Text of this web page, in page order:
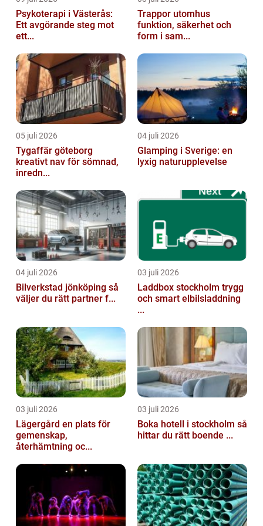
Psykoterapi i Västerås:
Ett avgörande steg mot
ett...
Trappor utomhus
funktion, säkerhet och
form i sam...
05 juli 2026
Tygaffär göteborg
kreativt nav för sömnad,
inredn...
04 juli 2026
Glamping i Sverige: en
lyxig naturupplevelse
04 juli 2026
Bilverkstad jönköping så
väljer du rätt partner f...
03 juli 2026
Laddbox stockholm trygg
och smart elbilsladdning
...
03 juli 2026
Lägergård en plats för
gemenskap,
återhämtning oc...
03 juli 2026
Boka hotell i stockholm så
hittar du rätt boende ...